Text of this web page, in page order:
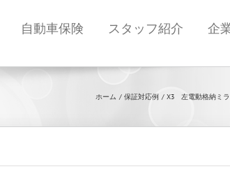
自動車保険 スタッフ紹介 企
ホーム 保証対応例 X3 左電動格納ミ